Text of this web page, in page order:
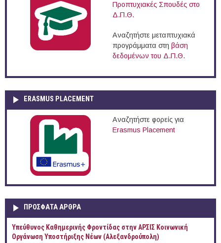
Προπτυχιακές Σπουδές στο
Δ.Π.Θ.
Αναζητήστε μεταπτυχιακά
προγράμματα στη βάση
δεδομένων του Δ.Π.Θ.
ERASMUS PLACEMENT
Αναζητήστε φορείς για
Erasmus Placement
ΠΡOΣΦΑΤΑ AΡΘΡΑ
Yπεύθυνος Καθημερινής Φροντίδας στην ΑΡΣΙΣ Κοινωνική
Οργάνωση Υποστήριξης Νέων (Αλεξανδρούπολη)